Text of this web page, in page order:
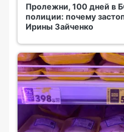
Пролежни, 100 дней в
полиции: почему
Ирины Зайченко